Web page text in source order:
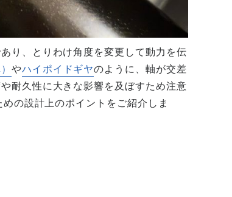
り、とりわけ角度を変更して動力を伝
やハイポイドギヤのように、軸が交差
耐久性に大きな影響を及ぼすため注意
の設計上のポイントをご紹介しま